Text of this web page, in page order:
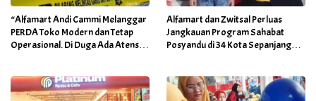
“Alfamart Andi Cammi Melanggar
PERDA Toko Modern dan Tetap
Operasional. Di Duga Ada Atensi
Alfamart dan Zwitsal Perluas
Jangkauan Program Sahabat
Posyandu di 34 Kota Sepanjang